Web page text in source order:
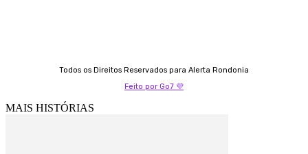
Todos os Direitos Reservados para Alerta Rondonia
Feito por Go7 💜
MAIS HISTÓRIAS